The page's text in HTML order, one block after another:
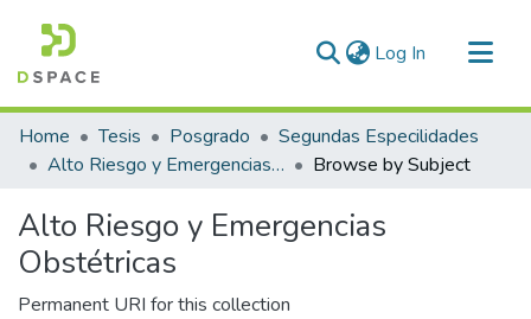
Log In (current)
Communities & Collections
All of DSpace
Home Tesis Posgrado
Segundas Especilidades
Alto Riesgo y Emergencias Obstétricas
Browse by Subject
Alto Riesgo y Emergencias
Obstétricas
Permanent URI for this collection